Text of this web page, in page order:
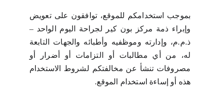
بموجب استخدامكم للموقع، توافقون على تعويض
وإبراء ذمة مركز بون كير لجراحة اليوم الواحد –
ذ.م.م، وإدارته وموظفيه وأطبائه والجهات التابعة
له، من أي مطالبات أو التزامات أو أضرار أو
مصروفات تنشأ عن مخالفتكم لشروط الاستخدام
هذه أو إساءة استخدام الموقع.